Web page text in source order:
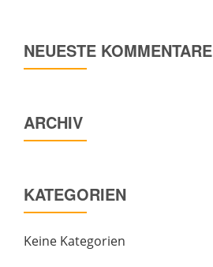
NEUESTE KOMMENTARE
ARCHIV
KATEGORIEN
Keine Kategorien